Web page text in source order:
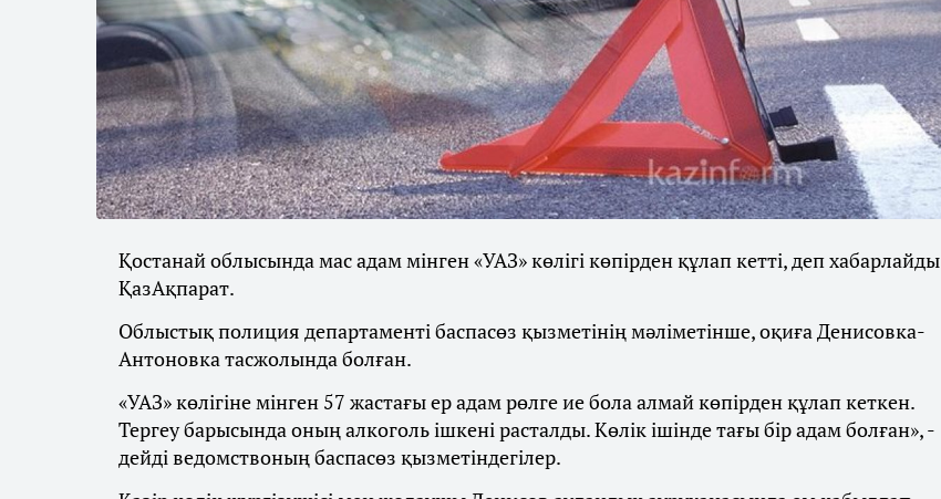
Қостанай облысында мас адам мінген «УАЗ» көлігі көпірден құлап кетті, деп хабарлайды
ҚазАқпарат.
Облыстық полиция департаменті баспасөз қызметінің мәліметінше, оқиға Денисовка-
Антоновка тасжолында болған.
«УАЗ» көлігіне мінген 57 жастағы ер адам рөлге ие бола алмай көпірден құлап кеткен.
Тергеу барысында оның алкоголь ішкені расталды. Көлік ішінде тағы бір адам болған», -
дейді ведомствоның баспасөз қызметіндегілер.